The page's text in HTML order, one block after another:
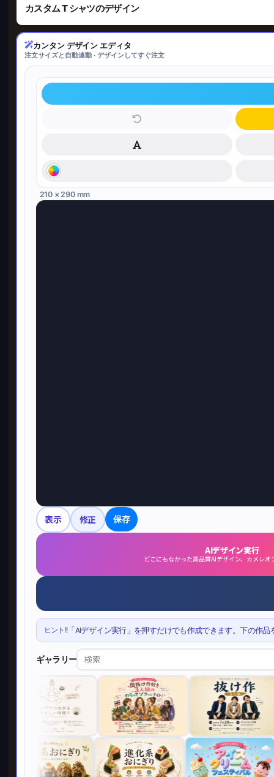
カスタム T シャツのデザイン
カンタン デザイン エディタ
注文サイズと自動連動 · デザインしてすぐ注文
210 × 290 mm
表示 修正 保存
AIデザイン実行
どこにもなかった高品質AIデザイン、カメレ
ヒント!!「AIデザイン実行」を押すだけでも作成できます。下の作
ギャラリー